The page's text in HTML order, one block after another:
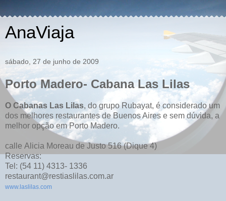
AnaViaja
sábado, 27 de junho de 2009
Porto Madero- Cabana Las Lilas
O Cabanas Las Lilas, do grupo Rubayat, é considerado um
dos melhores restaurantes de Buenos Aires e sem dúvida, a
melhor opção em Porto Madero.
calle Alicia Moreau de Justo 516 (Dique 4)
Reservas:
Tel: (54 11) 4313- 1336
restaurant@restiaslilas.com.ar
www.laslilas.com